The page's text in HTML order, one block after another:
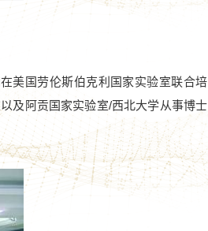
美国劳伦斯伯克利国家实验室联合培
及阿贡国家实验室/西北大学从事博士